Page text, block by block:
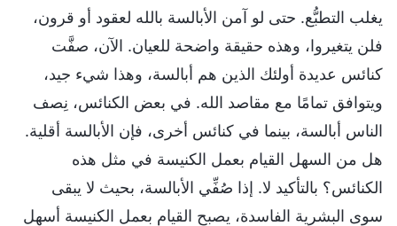
يغلب التطبُّع. حتى لو آمن الأبالسة بالله لعقود أو قرون،
فلن يتغيروا، وهذه حقيقة واضحة للعيان. الآن، صفَّت
كنائس عديدة أولئك الذين هم أبالسة، وهذا شيء جيد،
ويتوافق تمامًا مع مقاصد الله. في بعض الكنائس، نِصف
الناس أبالسة، بينما في كنائس أخرى، فإن الأبالسة أقلية.
هل من السهل القيام بعمل الكنيسة في مثل هذه
الكنائس؟ بالتأكيد لا. إذا صُفِّي الأبالسة، بحيث لا يبقى
سوى البشرية الفاسدة، يصبح القيام بعمل الكنيسة أسهل